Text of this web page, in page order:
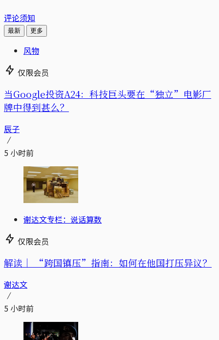
评论须知
最新 更多
风物
仅限会员
当Google投资A24：科技巨头要在“独立”电影厂
牌中得到甚么？
辰子
5 小时前
谢达文专栏：说话算数
仅限会员
解读｜ “跨国镇压”指南：如何在他国打压异议？
谢达文
5 小时前